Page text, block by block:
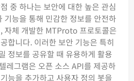
중 하나는 보안에 대한 높은 관심
기능을 통해 민감한 정보를 안전하
자체 개발한 MTProto 프로토콜은
합니다. 이러한 보안 기능은 특히
정보를 공유할 때 유용하게 활용
레그램은 오픈 소스 API를 제공하
능을 추가하고 사용자 정의 봇을